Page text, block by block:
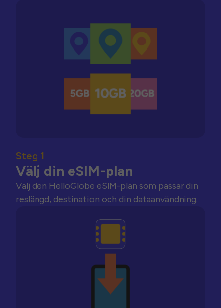
Steg 1
Välj din eSIM-plan
Välj den HelloGlobe eSIM-plan som passar din
reslängd, destination och din dataanvändning.